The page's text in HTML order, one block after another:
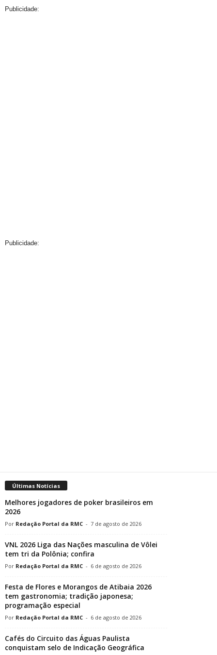
Publicidade:
Publicidade:
Últimas Notícias
Melhores jogadores de poker brasileiros em
2026
Redação Portal da RMC - 7 de agosto de 2026
VNL 2026 Liga das Nações masculina de Vôlei
tem tri da Polônia; confira
Redação Portal da RMC - 6 de agosto de 2026
Festa de Flores e Morangos de Atibaia 2026
tem gastronomia; tradição japonesa;
programação especial
Redação Portal da RMC - 6 de agosto de 2026
Cafés do Circuito das Águas Paulista
conquistam selo de Indicação Geográfica